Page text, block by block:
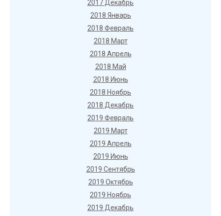
2017 Декабрь
2018 Январь
2018 Февраль
2018 Март
2018 Апрель
2018 Май
2018 Июнь
2018 Ноябрь
2018 Декабрь
2019 Февраль
2019 Март
2019 Апрель
2019 Июнь
2019 Сентябрь
2019 Октябрь
2019 Ноябрь
2019 Декабрь